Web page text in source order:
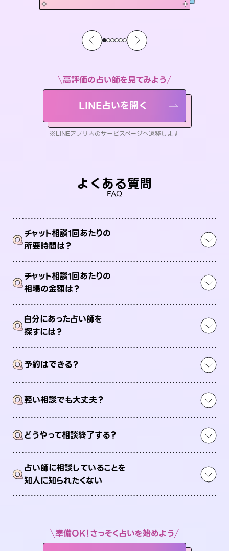
高評価の占い師を見てみよう
LINE占いを開く
※LINEアプリ内のサービスページへ遷移します
よくある質問
FAQ
Qチャット相談1回あたりの
所要時間は？
Qチャット相談1回あたりの
相場の金額は？
Q自分にあった占い師を
探すには？
Q予約はできる？
Q軽い相談でも大丈夫？
Qどうやって相談終了する？
Q占い師に相談していることを
知人に知られたくない
準備OK！さっそく占いを始めよう